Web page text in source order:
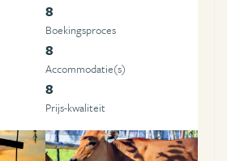
8
Boekingsproces
8
Accommodatie(s)
8
Prijs-kwaliteit